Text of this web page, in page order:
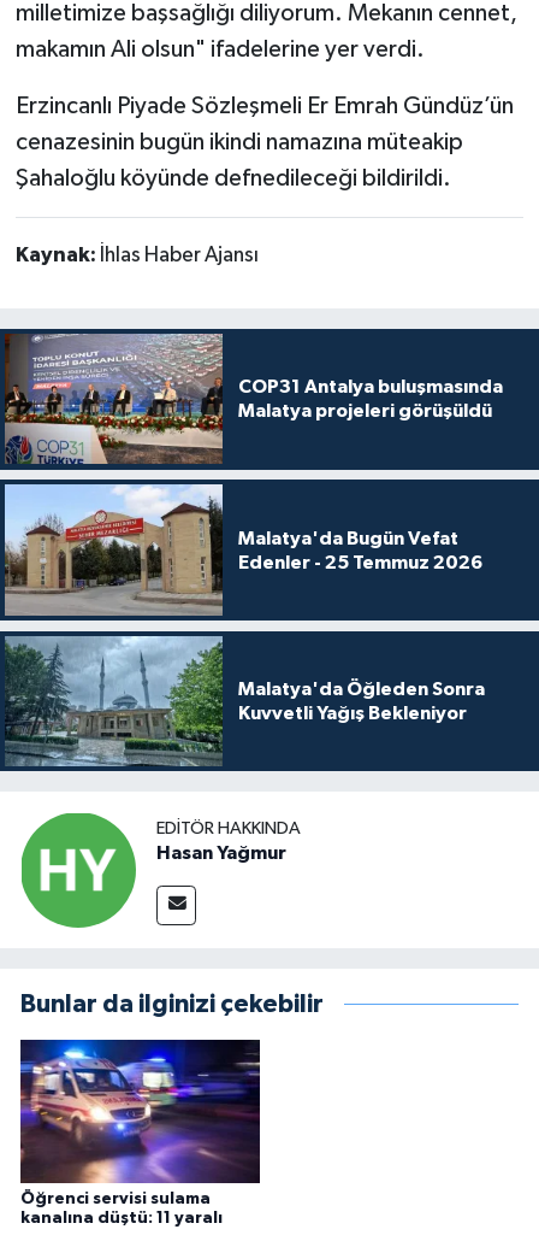
milletimize başsağlığı diliyorum. Mekanın cennet,
makamın Ali olsun" ifadelerine yer verdi.
Erzincanlı Piyade Sözleşmeli Er Emrah Gündüz’ün
cenazesinin bugün ikindi namazına müteakip
Şahaloğlu köyünde defnedileceği bildirildi.
Kaynak: İhlas Haber Ajansı
COP31 Antalya buluşmasında
Malatya projeleri görüşüldü
Malatya'da Bugün Vefat
Edenler - 25 Temmuz 2026
Malatya'da Öğleden Sonra
Kuvvetli Yağış Bekleniyor
EDITÖR HAKKINDA
Hasan Yağmur
Bunlar da ilginizi çekebilir
Öğrenci servisi sulama
kanalına düştü: 11 yaralı